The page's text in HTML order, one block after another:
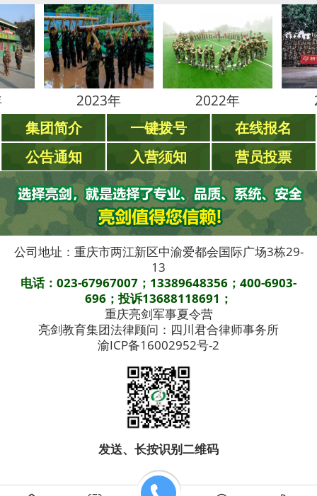
2023年 2022年 2021
集团简介 一键拨号
在线报名
公告通知
入营须知 营员投票
公司地址：重庆市两江新区中渝爱都会国际广场3栋29-
13
电话：023-67967007；13389648356；400-6903-
696；投诉13688118691；
重庆亮剑军事夏令营
亮剑教育集团法律顾问：四川君合律师事务所
渝ICP备16002952号-2
发送、长按识别二维码